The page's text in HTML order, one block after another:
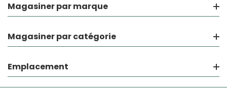
Magasiner par marque
Magasiner par catégorie
Emplacement